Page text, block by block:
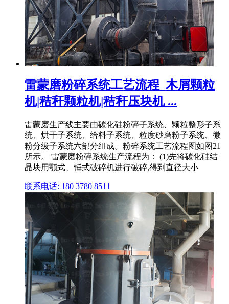
雷蒙磨粉碎系统工艺流程_木屑颗粒
机|秸秆颗粒机|秸秆压块机 ...
雷蒙磨生产线主要由碳化硅粉碎子系统、颗粒整形子系
统、烘干子系统、给料子系统、粒度砂磨粉子系统、微
粉分级子系统六部分组成。粉碎系统工艺流程图如图21
所示。 雷蒙磨粉碎系统生产流程为： (1)先将碳化硅结
晶块用颚式、锤式破碎机进行破碎,得到直径大小
联系电话: 180 3780 8511